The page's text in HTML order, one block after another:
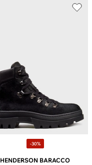
-30%
HENDERSON BARACCO